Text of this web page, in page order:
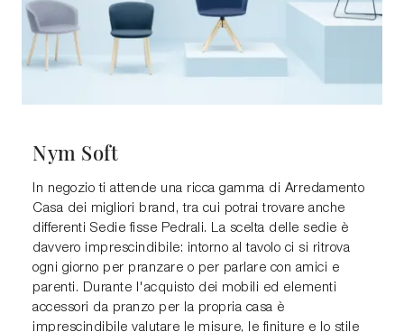
Nym Soft
In negozio ti attende una ricca gamma di Arredamento
Casa dei migliori brand, tra cui potrai trovare anche
differenti Sedie fisse Pedrali. La scelta delle sedie è
davvero imprescindibile: intorno al tavolo ci si ritrova
ogni giorno per pranzare o per parlare con amici e
parenti. Durante l'acquisto dei mobili ed elementi
accessori da pranzo per la propria casa è
imprescindibile valutare le misure, le finiture e lo stile